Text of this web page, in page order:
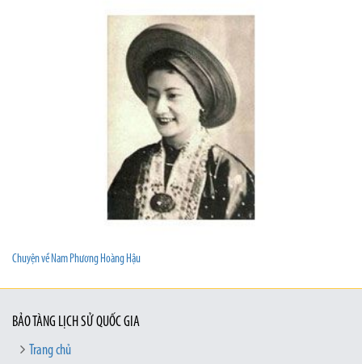
Chuyện về Nam Phương Hoàng Hậu
BẢO TÀNG LỊCH SỬ QUỐC GIA
Trang chủ